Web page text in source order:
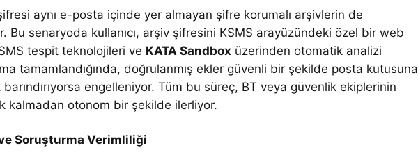
aynı e-posta içinde yer almayan şifre korumalı arşivlerin de
Bu senaryoda kullanıcı, arşiv şifresini KSMS arayüzündeki özel bir web
tespit teknolojileri ve KATA Sandbox üzerinden otomatik analizi
tamamlandığında, doğrulanmış ekler güvenli bir şekilde posta kutusuna
engelleniyor. Tüm bu süreç, BT veya güvenlik ekiplerinin
kalmadan otonom bir şekilde ilerliyor.
Soruşturma Verimliliği